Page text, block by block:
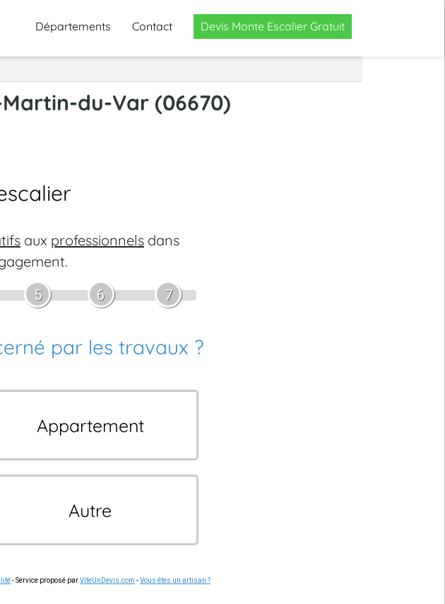
Départements Contact Devis Monte Escalier Gratuit
du-Var (06670)
aux professionnels dans
5 6 7
par les travaux ?
Appartement
Autre
- Service proposé parViteUnDevis.com -Vous êtes un artisan ?